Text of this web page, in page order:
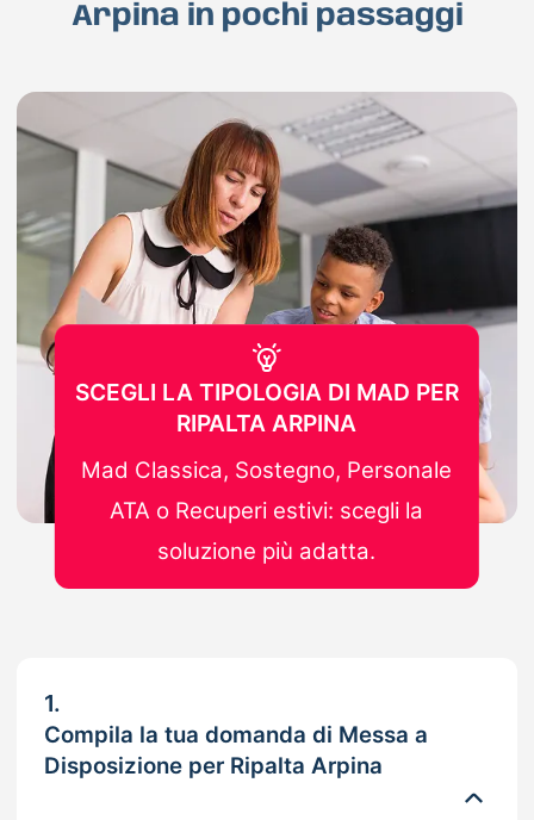
Arpina in pochi passaggi
1.
Compila la tua domanda di Messa a
Disposizione per Ripalta Arpina
SCEGLI LA TIPOLOGIA DI MAD PER
RIPALTA ARPINA
Mad Classica, Sostegno, Personale
ATA o Recuperi estivi: scegli la
soluzione più adatta.